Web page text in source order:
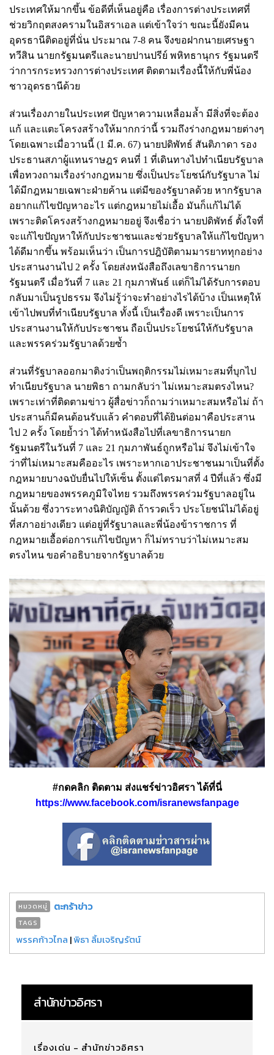
ประเทศให้มากขึ้น ข้อดีที่เห็นอยู่คือ เรื่องการต่างประเทศที่
ช่วยวิกฤตสงครามในอิสราเอล แต่เข้าใจว่า ขณะนี้ยังมีคน
อุดรธานีติดอยู่ที่นั่น ประมาณ 7-8 คน จึงขอฝากนายเศรษฐา
ทวีสิน นายกรัฐมนตรีและนายปานปรีย์ พหิทธานุกร รัฐมนตรี
ว่าการกระทรวงการต่างประเทศ ติดตามเรื่องนี้ให้กับพี่น้อง
ชาวอุดรธานีด้วย
ส่วนเรื่องภายในประเทศ ปัญหาความเหลื่อมล้ำ มีสิ่งที่จะต้อง
แก้ และแตะโครงสร้างให้มากกว่านี้ รวมถึงร่างกฎหมายต่างๆ
โดยเฉพาะเมื่อวานนี้ (1 มี.ค. 67) นายปดิพัทธ์ สันติภาดา รอง
ประธานสภาผู้แทนราษฎร คนที่ 1 ที่เดินทางไปทำเนียบรัฐบาล
เพื่อทวงถามเรื่องร่างกฎหมาย ซึ่งเป็นประโยชน์กับรัฐบาล ไม่
ได้มีกฎหมายเฉพาะฝ่ายค้าน แต่มีของรัฐบาลด้วย หากรัฐบาล
อยากแก้ไขปัญหาอะไร แต่กฎหมายไม่เอื้อ มันก็แก้ไม่ได้
เพราะติดโครงสร้างกฎหมายอยู่ จึงเชื่อว่า นายปดิพัทธ์ ตั้งใจที่
จะแก้ไขปัญหาให้กับประชาชนและช่วยรัฐบาลให้แก้ไขปัญหา
ได้ดีมากขึ้น พร้อมเห็นว่า เป็นการปฎิบัติตามมารยาททุกอย่าง
ประสานงานไป 2 ครั้ง โดยส่งหนังสือถึงเลขาธิการนายก
รัฐมนตรี เมื่อวันที่ 7 และ 21 กุมภาพันธ์ แต่ก็ไม่ได้รับการตอบ
กลับมาเป็นรูปธรรม จึงไม่รู้ว่าจะทำอย่างไรได้บ้าง เป็นเหตุให้
เข้าไปพบที่ทำเนียบรัฐบาล ทั้งนี้ เป็นเรื่องดี เพราะเป็นการ
ประสานงานให้กับประชาชน ถือเป็นประโยชน์ให้กับรัฐบาล
และพรรคร่วมรัฐบาลด้วยซ้ำ
ส่วนที่รัฐบาลออกมาติงว่าเป็นพฤติกรรมไม่เหมาะสมที่บุกไป
ทำเนียบรัฐบาล นายพิธา ถามกลับว่า ไม่เหมาะสมตรงไหน?
เพราะเท่าที่ติดตามข่าว ผู้สื่อข่าวก็ถามว่าเหมาะสมหรือไม่ ถ้า
ประสานก็มีคนต้อนรับแล้ว คำตอบที่ได้ยินต่อมาคือประสาน
ไป 2 ครั้ง โดยย้ำว่า ได้ทำหนังสือไปที่เลขาธิการนายก
รัฐมนตรีในวันที่ 7 และ 21 กุมภาพันธ์ถูกหรือไม่ จึงไม่เข้าใจ
ว่าที่ไม่เหมาะสมคืออะไร เพราะหากเอาประชาชนมาเป็นที่ตั้ง
กฎหมายบางฉบับยื่นไปให้เซ็น ตั้งแต่ไตรมาสที่ 4 ปีที่แล้ว ซึ่งมี
กฎหมายของพรรคภูมิใจไทย รวมถึงพรรคร่วมรัฐบาลอยู่ใน
นั้นด้วย ซึ่งวาระทางนิติบัญญัติ ถ้ารวดเร็ว ประโยชน์ไม่ได้อยู่
ที่สภาอย่างเดียว แต่อยู่ที่รัฐบาลและพี่น้องข้าราชการ ที่
กฎหมายเอื้อต่อการแก้ไขปัญหา ก็ไม่ทราบว่าไม่เหมาะสม
ตรงไหน ขอคำอธิบายจากรัฐบาลด้วย
#กดคลิก ติดตาม ส่งแชร์ข่าวอิศรา ได้ที่นี่
https://www.facebook.com/isranewsfanpage
หมวดหมู่ ตะกร้าข่าว
TAGS
พรรคก้าวไกล |พิธา ลิ้มเจริญรัตน์
สำนักข่าวอิศรา
เรื่องเด่น - สำนักข่าวอิศรา